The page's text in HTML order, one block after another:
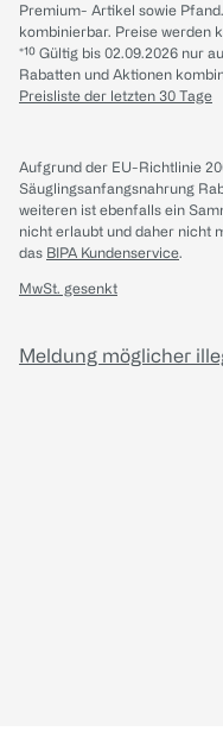
Premium- Artikel sowie
kombinierbar. Preise werden
*¹⁰ Gültig bis 02.09.2026 nur
Rabatten und Aktionen
Preisliste der letzten 30 Tage
Aufgrund der EU-Richtlinie
Säuglingsanfangsnahrung
weiteren ist ebenfalls ein
nicht erlaubt und daher nicht
das BIPA Kundenservice.
MwSt. gesenkt
Meldung möglicher